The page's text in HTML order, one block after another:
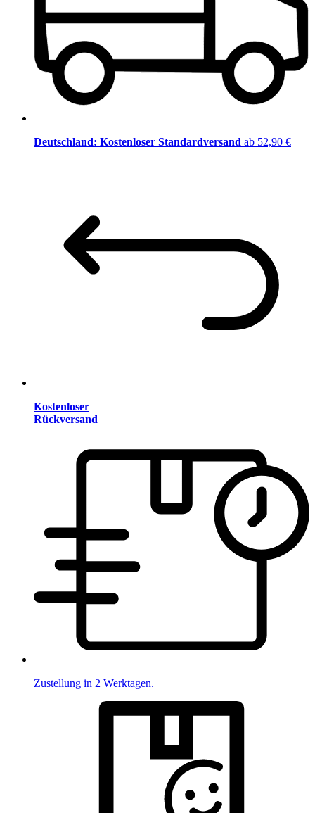
Deutschland: Kostenloser Standardversand ab 52,90 €
Kostenloser
Rückversand
Zustellung in 2 Werktagen.